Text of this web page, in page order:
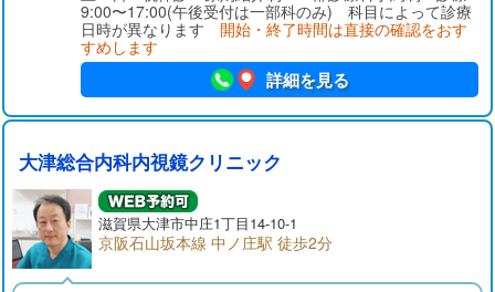
9:00〜17:00(午後受付は一部科のみ) 科目によって診療
日時が異なります 開始・終了時間は直接の確認をおす
すめします
詳細を見る
大津総合内科内視鏡クリニック
滋賀県大津市中庄1丁目14-10-1
京阪石山坂本線 中ノ庄駅 徒歩2分